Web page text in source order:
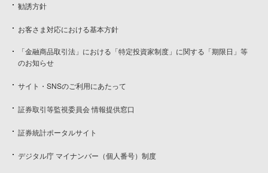
勧誘方針
お客さま対応における基本方針
「金融商品取引法」における「特定投資家制度」に関する「期限日」等
のお知らせ
サイト・SNSのご利用にあたって
証券取引等監視委員会 情報提供窓口
証券統計ポータルサイト
デジタル庁 マイナンバー（個人番号）制度